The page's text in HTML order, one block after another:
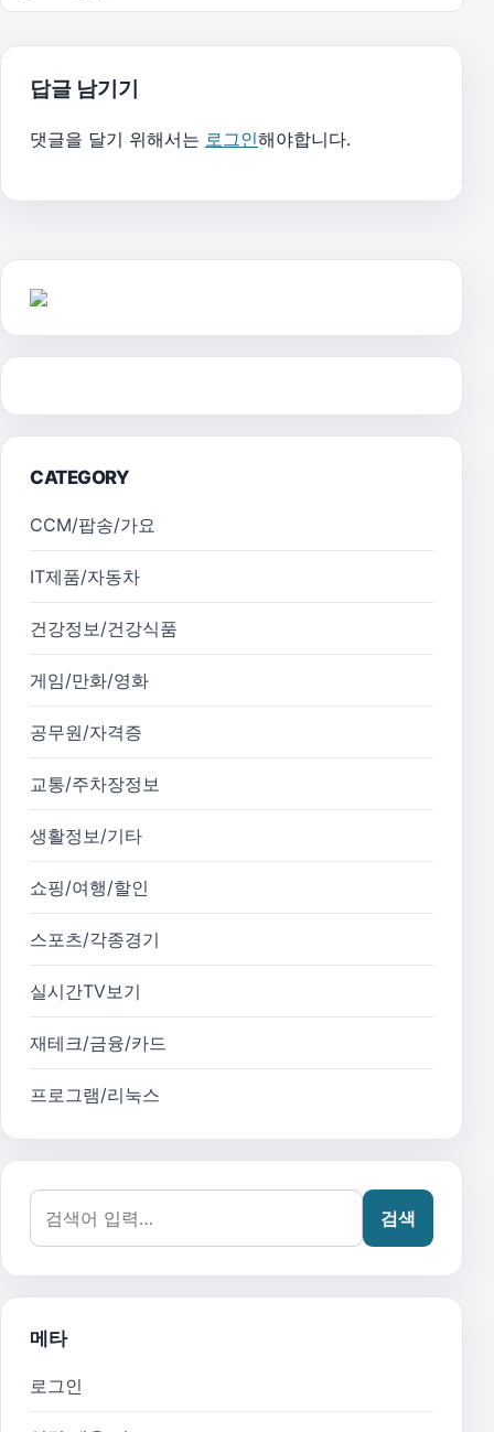
답글 남기기
댓글을 달기 위해서는 로그인해야합니다.
CATEGORY
CCM/팝송/가요
IT제품/자동차
건강정보/건강식품
게임/만화/영화
공무원/자격증
교통/주차장정보
생활정보/기타
쇼핑/여행/할인
스포츠/각종경기
실시간TV보기
재테크/금융/카드
프로그램/리눅스
검색어:
검색
메타
로그인